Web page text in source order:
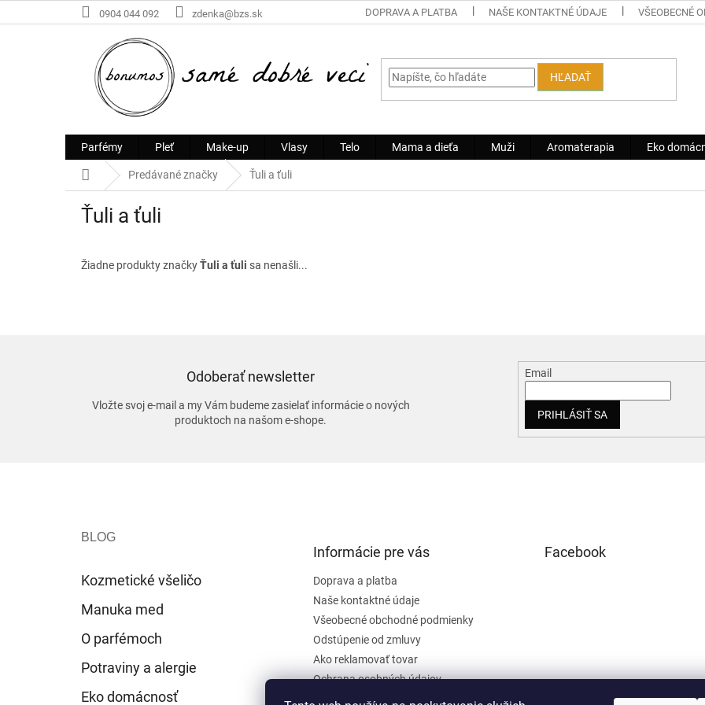
na
0904 044 092 zdenka@bzs.sk DOPRAVA A PLATBA NAŠE KONTAKTNÉ ÚDAJE VŠEOBECNÉ
HĽADAŤ
Parfémy Pleť Make-up Vlasy Telo Mama a dieťa Muži Aromaterapia Eko
DomovPredávané značky Ťuli a ťuli
Ťuli a ťuli
Žiadne produkty značkyŤuli a ťuli sa nenašli...
Odoberať newsletter
Vložte svoj e-mail a my Vám budeme zasielať informácie o nových
produktoch na našom e-shope.
Email
PRIHLÁSIŤ SA
Kozmetické všeličo
Manuka med
O parfémoch
Potraviny a alergie
Eko domácnosť
Informácie pre vás
Doprava a platba
Naše kontaktné údaje
Všeobecné obchodné podmienky
Odstúpenie od zmluvy
Ako reklamovať tovar
Ochrana osobných údajov
Facebook